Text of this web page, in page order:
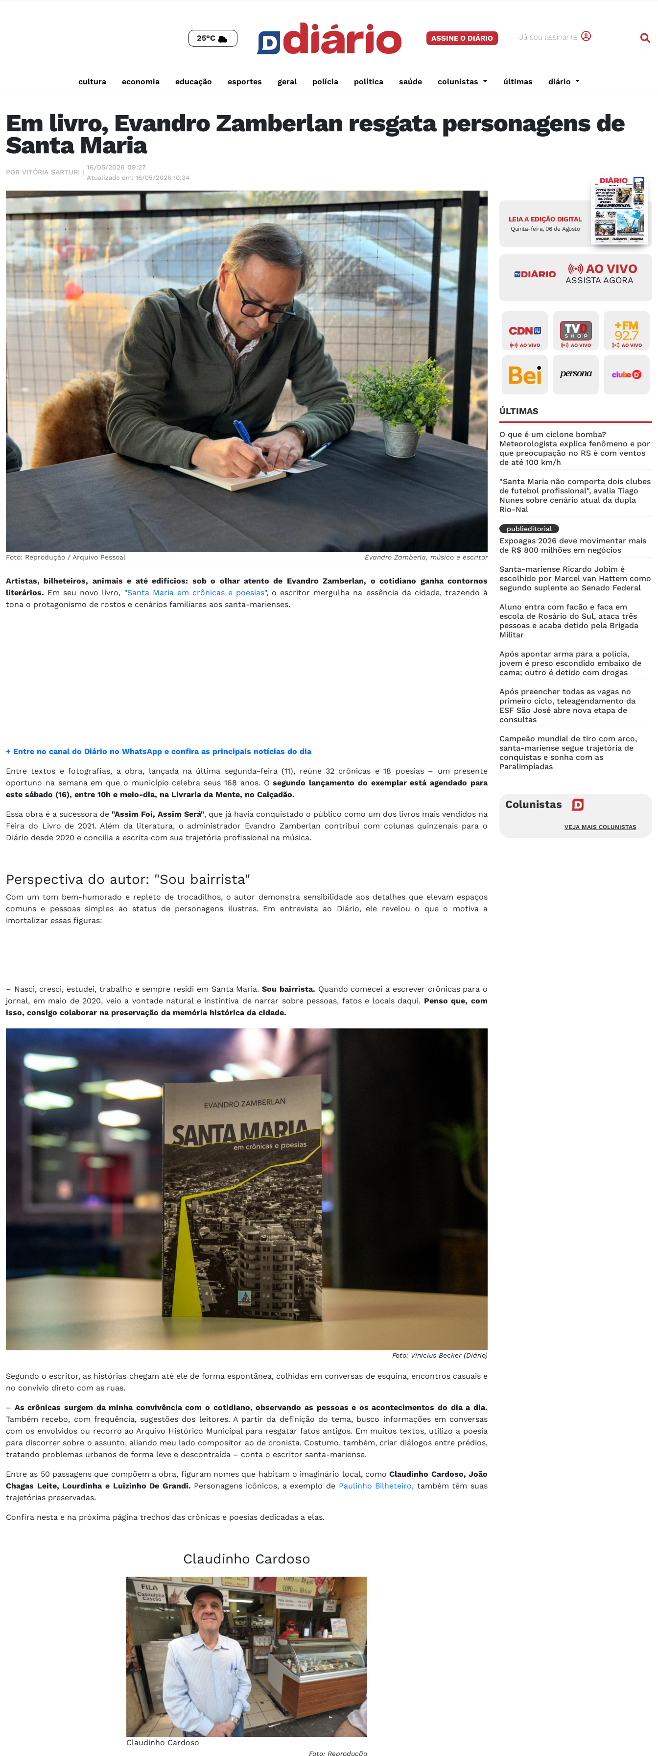
25°C ASSINE O DIÁRIO Já sou assinante
cultura economia educação esportes geral polícia política saúde colunistas últimas diário
Em livro, Evandro Zamberlan resgata personagens de
Santa Maria
POR VITÓRIA SARTURI |
16/05/2026 09:27
Atualizado em: 16/05/2026 10:34
Foto: Reprodução / Arquivo Pessoal Evandro Zamberla, músico e escritor
Artistas, bilheteiros, animais e até edifícios: sob o olhar atento de Evandro Zamberlan, o cotidiano ganha contornos
literários. Em seu novo livro, "Santa Maria em crônicas e poesias", o escritor mergulha na essência da cidade, trazendo à
tona o protagonismo de rostos e cenários familiares aos santa-marienses.
+ Entre no canal do Diário no WhatsApp e confira as principais notícias do dia
Entre textos e fotografias, a obra, lançada na última segunda-feira (11), reúne 32 crônicas e 18 poesias – um presente
oportuno na semana em que o município celebra seus 168 anos. Osegundo lançamento do exemplar está agendado para
este sábado (16), entre 10h e meio-dia, na Livraria da Mente, no Calçadão.
Essa obra é a sucessora de "Assim Foi, Assim Será", que já havia conquistado o público como um dos livros mais vendidos na
Feira do Livro de 2021. Além da literatura, o administrador Evandro Zamberlan contribui com colunas quinzenais para o
Diário desde 2020 e concilia a escrita com sua trajetória profissional na música.
Perspectiva do autor: "Sou bairrista"
Com um tom bem-humorado e repleto de trocadilhos, o autor demonstra sensibilidade aos detalhes que elevam espaços
comuns e pessoas simples ao status de personagens ilustres. Em entrevista ao Diário, ele revelou o que o motiva a
imortalizar essas figuras:
– Nasci, cresci, estudei, trabalho e sempre residi em Santa Maria.Sou bairrista. Quando comecei a escrever crônicas para o
jornal, em maio de 2020, veio a vontade natural e instintiva de narrar sobre pessoas, fatos e locais daqui. Penso que, com
isso, consigo colaborar na preservação da memória histórica da cidade.
Foto: Vinicius Becker (Diário)
Segundo o escritor, as histórias chegam até ele de forma espontânea, colhidas em conversas de esquina, encontros casuais e
no convívio direto com as ruas.
– As crônicas surgem da minha convivência com o cotidiano, observando as pessoas e os acontecimentos do dia a dia.
Também recebo, com frequência, sugestões dos leitores. A partir da definição do tema, busco informações em conversas
com os envolvidos ou recorro ao Arquivo Histórico Municipal para resgatar fatos antigos. Em muitos textos, utilizo a poesia
para discorrer sobre o assunto, aliando meu lado compositor ao de cronista. Costumo, também, criar diálogos entre prédios,
tratando problemas urbanos de forma leve e descontraída – conta o escritor santa-mariense.
Entre as 50 passagens que compõem a obra, figuram nomes que habitam o imaginário local, comoClaudinho Cardoso, João
Chagas Leite, Lourdinha e Luizinho De Grandi. Personagens icônicos, a exemplo de Paulinho Bilheteiro, também têm suas
trajetórias preservadas.
Confira nesta e na próxima página trechos das crônicas e poesias dedicadas a elas.
Claudinho Cardoso
Claudinho Cardoso
Foto: Reprodução
LEIA A EDIÇÃO DIGITAL
Quinta-feira, 06 de Agosto
AO VIVO
ASSISTA AGORA
AO VIVO AO VIVO AO VIVO
ÚLTIMAS
O que é um ciclone bomba?
Meteorologista explica fenômeno e por
que preocupação no RS é com ventos
de até 100 km/h
"Santa Maria não comporta dois clubes
de futebol profissional", avalia Tiago
Nunes sobre cenário atual da dupla
Rio-Nal
publieditorial
Expoagas 2026 deve movimentar mais
de R$ 800 milhões em negócios
Santa-mariense Ricardo Jobim é
escolhido por Marcel van Hattem como
segundo suplente ao Senado Federal
Aluno entra com facão e faca em
escola de Rosário do Sul, ataca três
pessoas e acaba detido pela Brigada
Militar
Após apontar arma para a polícia,
jovem é preso escondido embaixo de
cama; outro é detido com drogas
Após preencher todas as vagas no
primeiro ciclo, teleagendamento da
ESF São José abre nova etapa de
consultas
Campeão mundial de tiro com arco,
santa-mariense segue trajetória de
conquistas e sonha com as
Paralimpíadas
Colunistas
VEJA MAIS COLUNISTAS